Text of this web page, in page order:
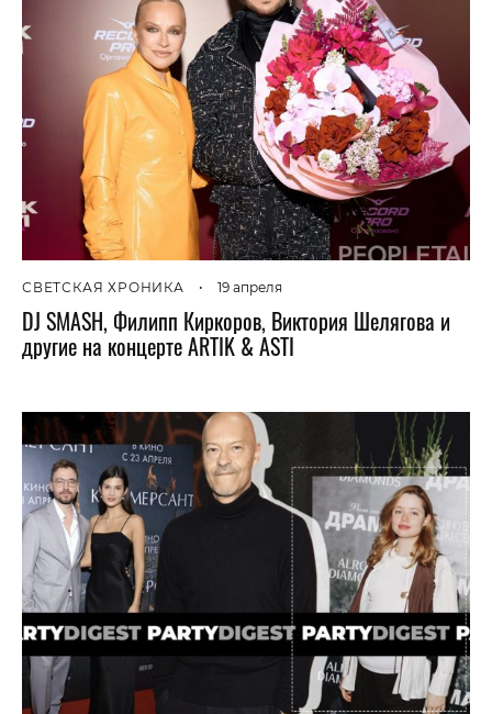
СВЕТСКАЯ ХРОНИКА • 19 апреля
DJ SMASH, Филипп Киркоров, Виктория Шелягова и
другие на концерте ARTIK & ASTI